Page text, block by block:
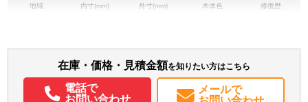
地域 内寸(mm) 外寸(mm) 本体色 修復歴
エアコン パワステ パワーウィンドウ ABS エアバッグ
集中ドアロック
電動格納ミラー
カーナビ バックモニター
在庫・価格・見積金額を知りたい方はこちら
電話で
お問い合わせ
メールで